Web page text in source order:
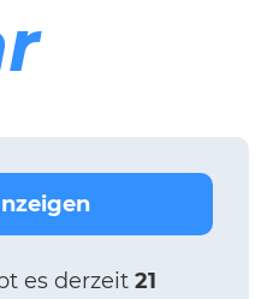
es derzeit 21